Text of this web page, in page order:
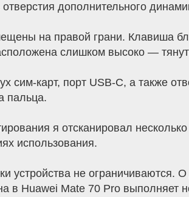
дополнительного
на правой грани. Клавиша
слишком высоко —
сим-карт, порт USB-С, а также
пальца.
я отсканировал
использования.
устройства не
в Huawei Mate 70 Pro выполняет